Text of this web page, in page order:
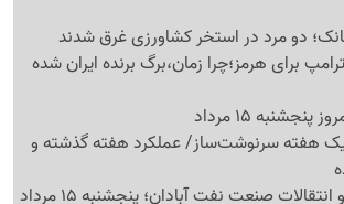
دو مرد در استخر کشاورزی غرق شدند
برای هرمز؛چرا زمان،برگ برنده ایران شده
15 مرداد
هفته سرنوشت‌ساز/ عملکرد هفته گذشته و
صنعت نفت آبادان؛ پنجشنبه 15 مرداد